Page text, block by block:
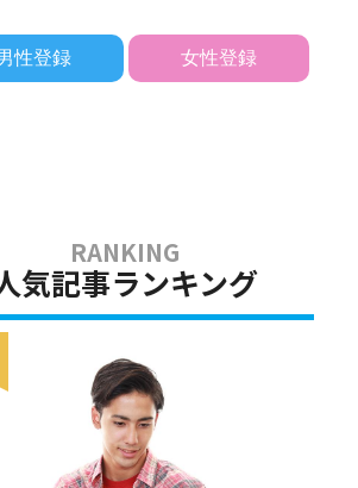
性登録 女性登録
気記事ランキング